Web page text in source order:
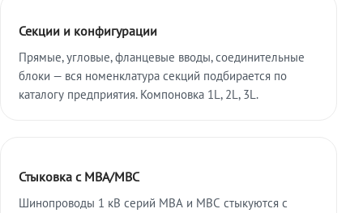
Секции и конфигурации
Прямые, угловые, фланцевые вводы, соединительные
блоки — вся номенклатура секций подбирается по
каталогу предприятия. Компоновка 1L, 2L, 3L.
Стыковка с МВА/МВС
Шинопроводы 1 кВ серий МВА и МВС стыкуются с